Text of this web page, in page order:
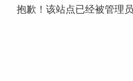
抱歉！该站点已经被管理